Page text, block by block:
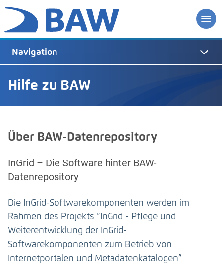
Hilfe zu BAW
Navigation
Über BAW-Datenrepository
InGrid – Die Software hinter BAW-
Datenrepository
Die InGrid-Softwarekomponenten werden im
Rahmen des Projekts “InGrid - Pflege und
Weiterentwicklung der InGrid-
Softwarekomponenten zum Betrieb von
Internetportalen und Metadatenkatalogen”